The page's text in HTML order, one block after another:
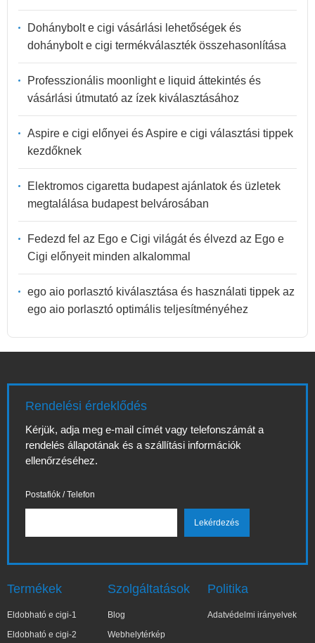
Dohánybolt e cigi vásárlási lehetőségek és
dohánybolt e cigi termékválaszték összehasonlítása
Professzionális moonlight e liquid áttekintés és
vásárlási útmutató az ízek kiválasztásához
Aspire e cigi előnyei és Aspire e cigi választási tippek
kezdőknek
Elektromos cigaretta budapest ajánlatok és üzletek
megtalálása budapest belvárosában
Fedezd fel az Ego e Cigi világát és élvezd az Ego e
Cigi előnyeit minden alkalommal
ego aio porlasztó kiválasztása és használati tippek az
ego aio porlasztó optimális teljesítményéhez
Rendelési érdeklődés
Kérjük, adja meg e-mail címét vagy telefonszámát a
rendelés állapotának és a szállítási információk
ellenőrzéséhez.
Postafiók / Telefon
Termékek
Eldobható e cigi-1
Eldobható e cigi-2
Szolgáltatások
Blog
Webhelytérkép
Politika
Adatvédelmi irányelvek